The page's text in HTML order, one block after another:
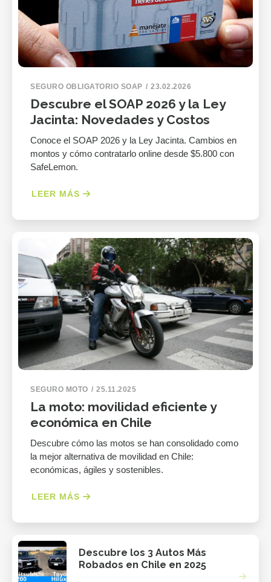
SEGURO OBLIGATORIO SOAP 23.02.2026
Descubre el SOAP 2026 y la Ley
Jacinta: Novedades y Costos
Conoce el SOAP 2026 y la Ley Jacinta. Cambios en
montos y cómo contratarlo online desde $5.800 con
SafeLemon.
LEER MÁS
SEGURO MOTO 25.11.2025
La moto: movilidad eficiente y
económica en Chile
Descubre cómo las motos se han consolidado como
la mejor alternativa de movilidad en Chile:
económicas, ágiles y sostenibles.
LEER MÁS
Descubre los 3 Autos Más
Robados en Chile en 2025